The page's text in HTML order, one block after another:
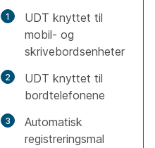
UDT knyttet til
mobil- og
skrivebordsenheter
UDT knyttet til
bordtelefonene
Automatisk
registreringsmal